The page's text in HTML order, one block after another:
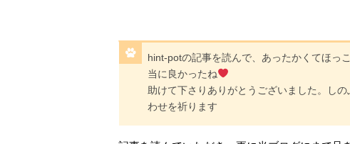
hint-potの記事を読んで、あったかくてほっ
当に良かったね
助けて下さりありがとうございました。し
わせを祈ります